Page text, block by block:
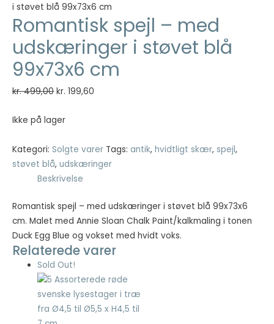
i støvet blå 99x73x6 cm
Romantisk spejl – med
udskæringer i støvet blå
99x73x6 cm
kr.499,00 Den
pris
kr. 499,00.
kr. 199,60
kr. 199,60.
Ikke på lager
Kategori: Solgte varer Tags: antik, hvidtligt skær, spejl,
støvet blå, udskæringer
Beskrivelse
Romantisk spejl – med udskæringer i støvet blå 99x73x6
cm. Malet med Annie Sloan Chalk Paint/kalkmaling i tonen
Duck Egg Blue og vokset med hvidt voks.
Relaterede varer
Sold Out!
Nødvendig
Nødvendige
cookies hjælper
med at gøre en
brugbar ved at
aktivere
grundlæggende
funktioner
såsom side-
navigation og
adgang til sikre
områder af
hjemmesiden.
Hjemmesiden